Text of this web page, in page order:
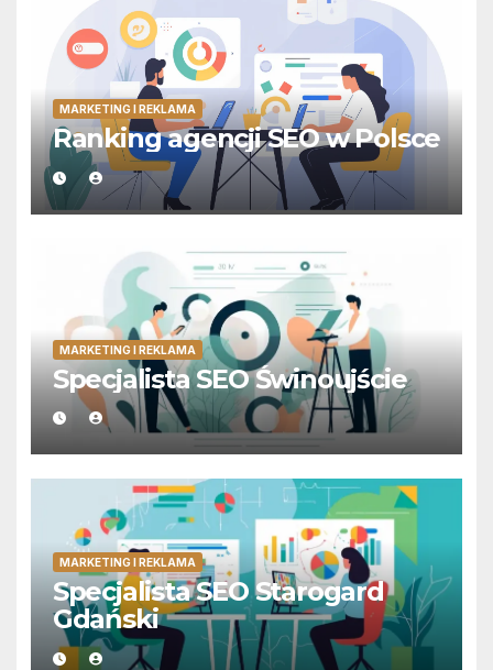
MARKETING I REKLAMA
Ranking agencji SEO w Polsce
MARKETING I REKLAMA
Specjalista SEO Świnoujście
MARKETING I REKLAMA
Specjalista SEO Starogard
Gdański